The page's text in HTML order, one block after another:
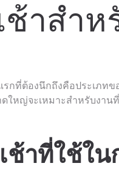
ช้าสำ
กที่ต้องนึกถึงคือประเภท
หญ่จะเหมาะสำหรับงาน
ช้าที่ใช้ใ